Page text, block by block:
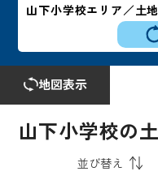
山下小学校エリア／土地
地図表示
山下小学校の